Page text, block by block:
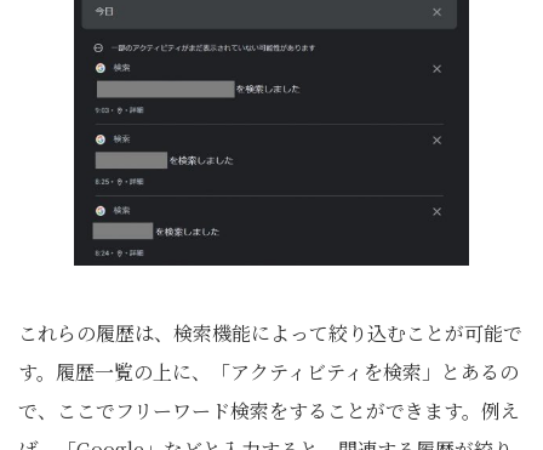
これらの履歴は、検索機能によって絞り込むことが可能で
す。履歴一覧の上に、「アクティビティを検索」とあるの
で、ここでフリーワード検索をすることができます。例え